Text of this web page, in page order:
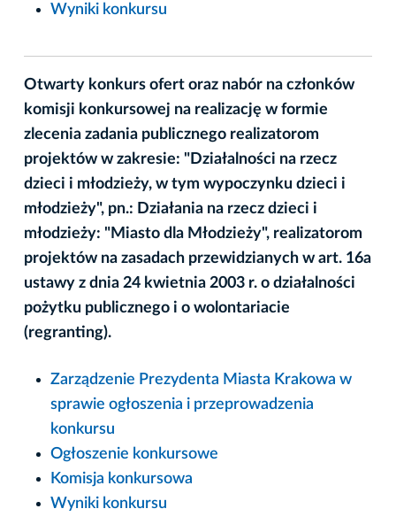
Wyniki konkursu
Otwarty konkurs ofert oraz nabór na członków
komisji konkursowej na realizację w formie
zlecenia zadania publicznego realizatorom
projektów w zakresie: "Działalności na rzecz
dzieci i młodzieży, w tym wypoczynku dzieci i
młodzieży", pn.: Działania na rzecz dzieci i
młodzieży: "Miasto dla Młodzieży", realizatorom
projektów na zasadach przewidzianych w art. 16a
ustawy z dnia 24 kwietnia 2003 r. o działalności
pożytku publicznego i o wolontariacie
(regranting).
Zarządzenie Prezydenta Miasta Krakowa w
sprawie ogłoszenia i przeprowadzenia
konkursu
Ogłoszenie konkursowe
Komisja konkursowa
Wyniki konkursu